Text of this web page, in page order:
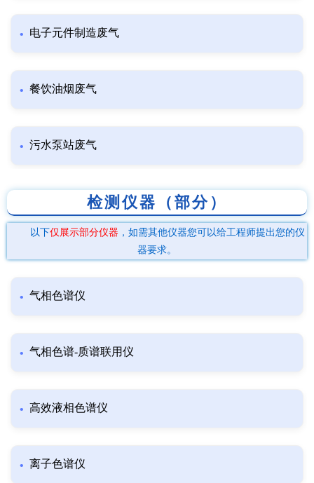
电子元件制造废气
餐饮油烟废气
污水泵站废气
检测仪器（部分）
以下仅展示部分仪器 ，如需其他仪器您可以给工程师提出您的仪
器要求。
气相色谱仪
气相色谱-质谱联用仪
高效液相色谱仪
离子色谱仪